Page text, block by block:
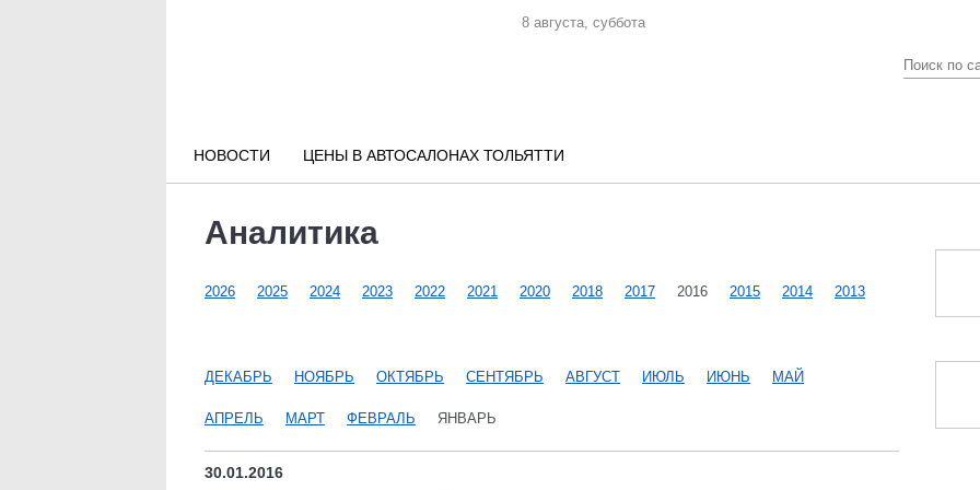
8 августа, суббота
НОВОСТИ ЦЕНЫ В АВТОСАЛОНАХ ТОЛЬЯТТИ
Аналитика
2026 2025 2024 2023 2022 2021 2020 2018 2017 2016 2015 2014 2013
ДЕКАБРЬ НОЯБРЬ ОКТЯБРЬ СЕНТЯБРЬ АВГУСТ ИЮЛЬ ИЮНЬ МАЙ
АПРЕЛЬ МАРТ ФЕВРАЛЬ ЯНВАРЬ
30.01.2016